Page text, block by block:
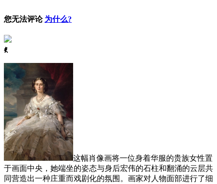
您无法评论 为什么?
ꈅ
这幅肖像画将一位身着华服的贵族女性置
于画面中央，她端坐的姿态与身后宏伟的石柱和翻涌的云层共
同营造出一种庄重而戏剧化的氛围。画家对人物面部进行了细